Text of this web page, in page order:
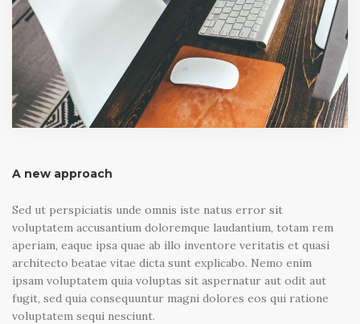
A new approach
Sed ut perspiciatis unde omnis iste natus error sit
voluptatem accusantium doloremque laudantium, totam rem
aperiam, eaque ipsa quae ab illo inventore veritatis et quasi
architecto beatae vitae dicta sunt explicabo. Nemo enim
ipsam voluptatem quia voluptas sit aspernatur aut odit aut
fugit, sed quia consequuntur magni dolores eos qui ratione
voluptatem sequi nesciunt.